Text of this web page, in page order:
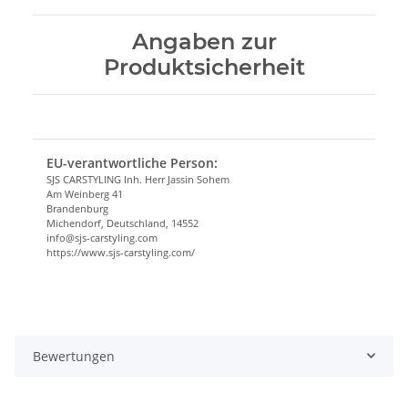
Angaben zur
Produktsicherheit
EU-verantwortliche Person:
SJS CARSTYLING Inh. Herr Jassin Sohem
Am Weinberg 41
Brandenburg
Michendorf, Deutschland, 14552
info@sjs-carstyling.com
https://www.sjs-carstyling.com/
Bewertungen